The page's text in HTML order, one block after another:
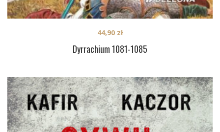
Dyrrachium 1081-1085
44,90 zł